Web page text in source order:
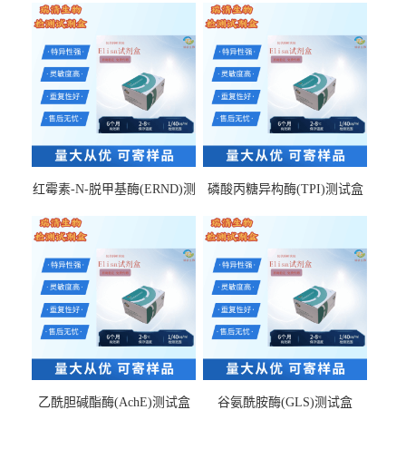
红霉素-N-脱甲基酶(ERND)测
磷酸丙糖异构酶(TPI)测试盒
乙酰胆碱酯酶(AchE)测试盒 谷氨酰胺酶(GLS)测试盒